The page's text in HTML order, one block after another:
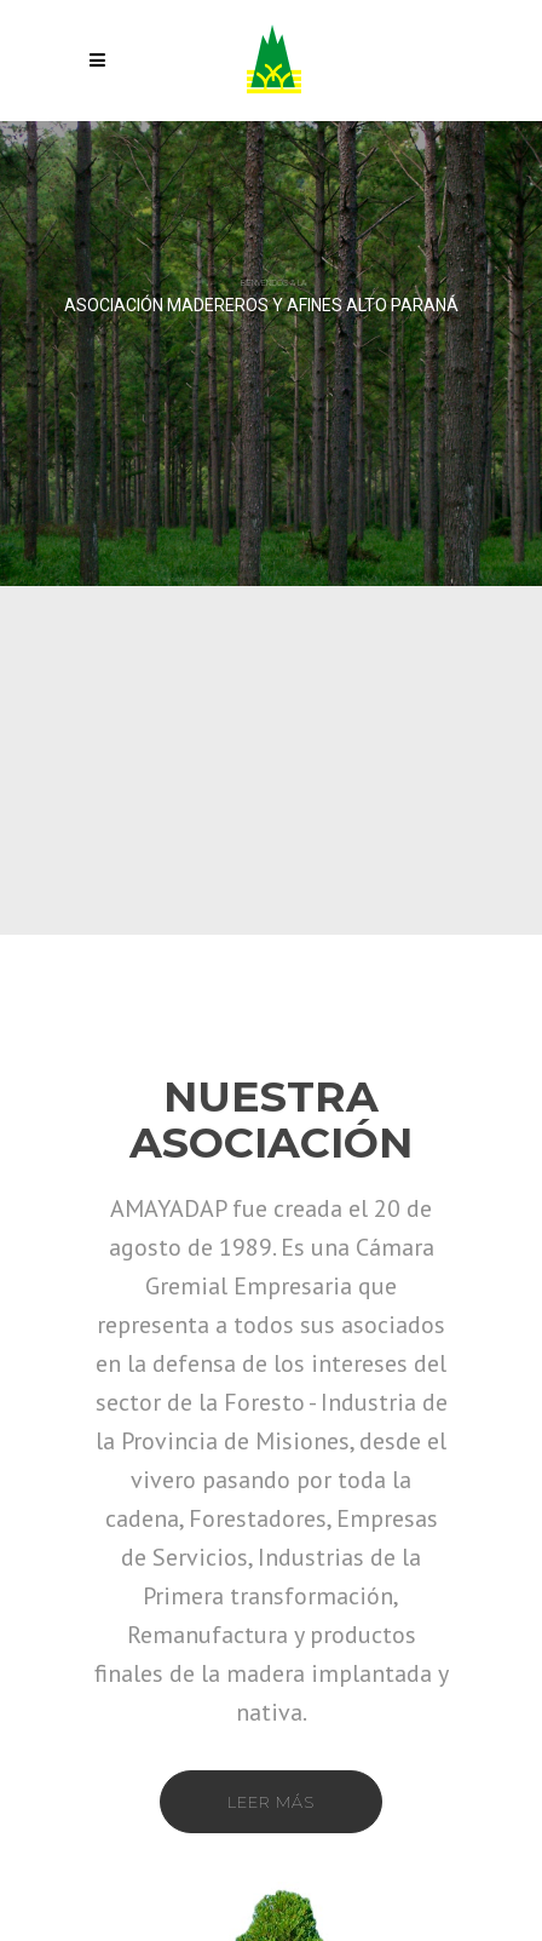
BIENVENIDOS A LA
ASOCIACIÓN MADEREROS Y AFINES ALTO PARANÁ
NUESTRA
ASOCIACIÓN
AMAYADAP fue creada el 20 de
agosto de 1989. Es una Cámara
Gremial Empresaria que
representa a todos sus asociados
en la defensa de los intereses del
sector de la Foresto - Industria de
la Provincia de Misiones, desde el
vivero pasando por toda la
cadena, Forestadores, Empresas
de Servicios, Industrias de la
Primera transformación,
Remanufactura y productos
finales de la madera implantada y
nativa.
LEER MÁS